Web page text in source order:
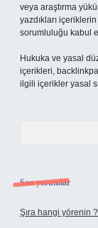
veya araştırma
yazdıkları
sorumluluğu kabul
Hukuka ve yasal
içerikleri,
ilgili içerikler yasal
Son yorumlar
Şıra hangi yörenin ?